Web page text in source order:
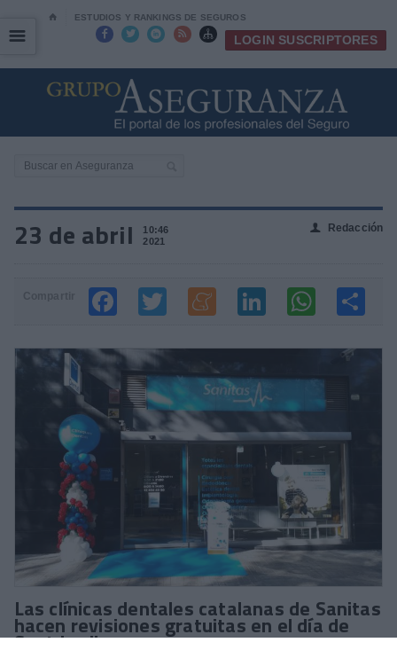
⌂ ESTUDIOS Y RANKINGS DE SEGUROS
     LOGIN SUSCRIPTORES
☰
☰
23 de abril
10:46
2021
👤 Redacción
Las clínicas dentales catalanas de Sanitas
hacen revisiones gratuitas en el día de
Sant Jordi